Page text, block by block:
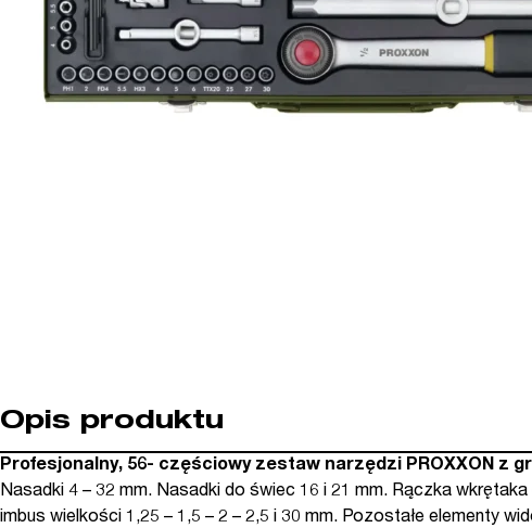
Opis produktu
Profesjonalny, 56- częściowy zestaw narzędzi PROXXON z
Nasadki 4 – 32 mm. Nasadki do świec 16 i 21 mm. Rączka
imbus wielkości 1,25 – 1,5 – 2 – 2,5 i 30 mm. Pozostałe elementy